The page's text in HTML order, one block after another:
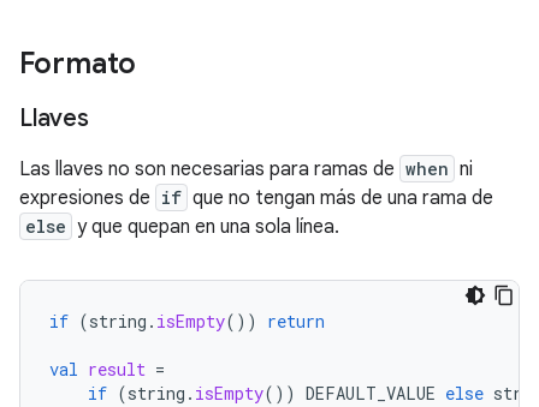
Formato
Llaves
Las llaves no son necesarias para ramas de when ni
expresiones de if que no tengan más de una rama de
else y que quepan en una sola línea.
if (string . isEmpty()) return
val result =
if (string . isEmpty()) DEFAULT_VALUE else